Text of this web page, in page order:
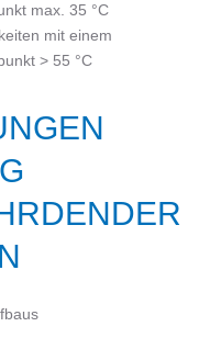
max. 35 °C
mit einem
> 55 °C